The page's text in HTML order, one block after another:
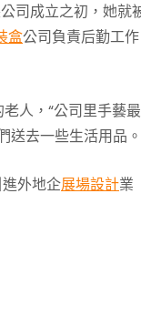
司成立之初，她就
盒公司負責后勤工作
人，“公司里手藝
送去一些生活用品
外地企展場設計業